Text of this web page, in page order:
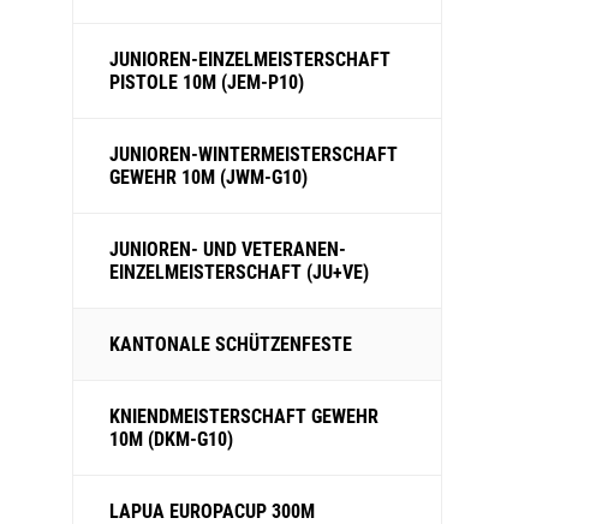
JUNIOREN-EINZELMEISTERSCHAFT
PISTOLE 10M (JEM-P10)
JUNIOREN-WINTERMEISTERSCHAFT
GEWEHR 10M (JWM-G10)
JUNIOREN- UND VETERANEN-
EINZELMEISTERSCHAFT (JU+VE)
KANTONALE SCHÜTZENFESTE
KNIENDMEISTERSCHAFT GEWEHR
10M (DKM-G10)
LAPUA EUROPACUP 300M